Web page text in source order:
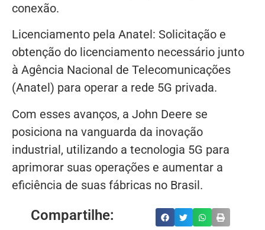
conexão.
Licenciamento pela Anatel: Solicitação e
obtenção do licenciamento necessário junto
à Agência Nacional de Telecomunicações
(Anatel) para operar a rede 5G privada.
Com esses avanços, a John Deere se
posiciona na vanguarda da inovação
industrial, utilizando a tecnologia 5G para
aprimorar suas operações e aumentar a
eficiência de suas fábricas no Brasil.
Compartilhe: